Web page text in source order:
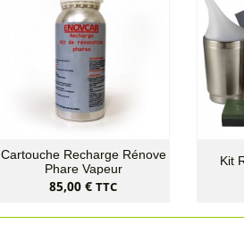
Cartouche Recharge Rénove
Phare Vapeur
Prix
85,00 € TTC
Kit